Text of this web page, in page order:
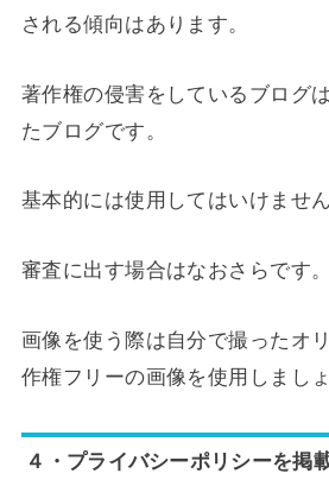
される傾向はあります。
著作権の侵害をしているブログ
たブログです。
基本的には使用してはいけません
審査に出す場合はなおさらです。
画像を使う際は自分で撮ったオ
作権フリーの画像を使用しましょ
４・プライバシーポリシーを掲